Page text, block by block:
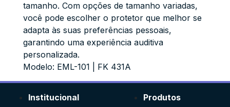
tamanho. Com opções de tamanho variadas,
você pode escolher o protetor que melhor se
adapta às suas preferências pessoais,
garantindo uma experiência auditiva
personalizada.
Modelo: EML-101 | FK 431A
Institucional
Produtos